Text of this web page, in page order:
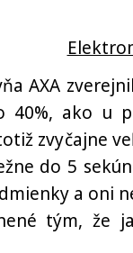
AXA
40%, ako u
zvyčajne
do 5
a oni
tým, že